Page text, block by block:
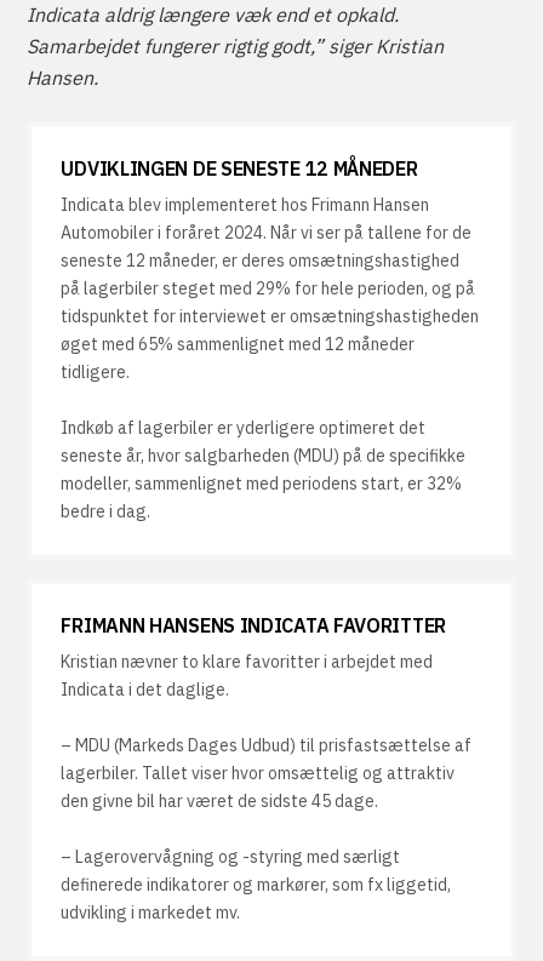
Indicata aldrig længere væk end et opkald.
Samarbejdet fungerer rigtig godt,” siger Kristian
Hansen.
UDVIKLINGEN DE SENESTE 12 MÅNEDER
Indicata blev implementeret hos Frimann Hansen
Automobiler i foråret 2024. Når vi ser på tallene for de
seneste 12 måneder, er deres omsætningshastighed
på lagerbiler steget med 29% for hele perioden, og på
tidspunktet for interviewet er omsætningshastigheden
øget med 65% sammenlignet med 12 måneder
tidligere.
Indkøb af lagerbiler er yderligere optimeret det
seneste år, hvor salgbarheden (MDU) på de specifikke
modeller, sammenlignet med periodens start, er 32%
bedre i dag.
FRIMANN HANSENS INDICATA FAVORITTER
Kristian nævner to klare favoritter i arbejdet med
Indicata i det daglige.
– MDU (Markeds Dages Udbud) til prisfastsættelse af
lagerbiler. Tallet viser hvor omsættelig og attraktiv
den givne bil har været de sidste 45 dage.
– Lagerovervågning og -styring med særligt
definerede indikatorer og markører, som fx liggetid,
udvikling i markedet mv.